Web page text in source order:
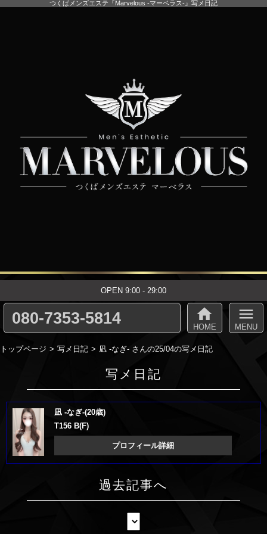
つくばメンズエステ『Marvelous -マーベラス-』写メ日記
OPEN 9:00 - 29:00
080-7353-5814 home
HOME
menu
MENU
トップページ 写メ日記 凪 -なぎ- さんの25/04の写メ日記
写メ日記
凪 -なぎ-(20歳)
T156 B(F)
プロフィール詳細
過去記事へ